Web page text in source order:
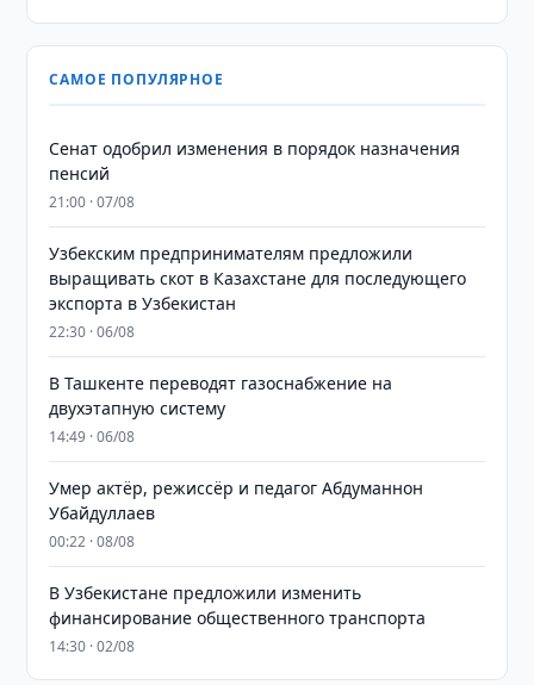
САМОЕ ПОПУЛЯРНОЕ
Сенат одобрил изменения в порядок назначения
пенсий
21:00 · 07/08
Узбекским предпринимателям предложили
выращивать скот в Казахстане для последующего
экспорта в Узбекистан
22:30 · 06/08
В Ташкенте переводят газоснабжение на
двухэтапную систему
14:49 · 06/08
Умер актёр, режиссёр и педагог Абдуманнон
Убайдуллаев
00:22 · 08/08
В Узбекистане предложили изменить
финансирование общественного транспорта
14:30 · 02/08